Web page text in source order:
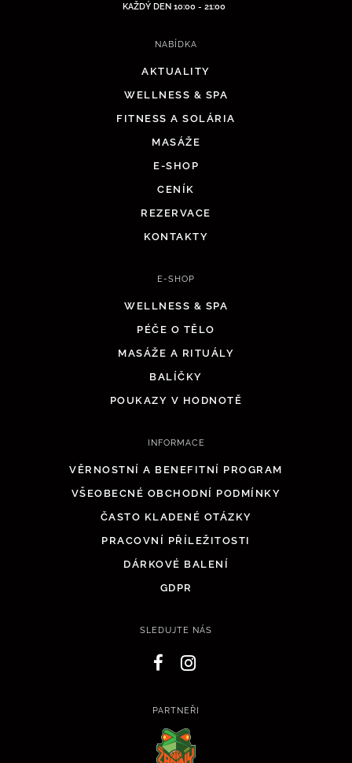
KAŽDÝ DEN 10:00 - 21:00
NABÍDKA
AKTUALITY
WELLNESS & SPA
FITNESS A SOLÁRIA
MASÁŽE
E-SHOP
CENÍK
REZERVACE
KONTAKTY
E-SHOP
WELLNESS & SPA
PÉČE O TĚLO
MASÁŽE A RITUÁLY
BALÍČKY
POUKAZY V HODNOTĚ
INFORMACE
VĚRNOSTNÍ A BENEFITNÍ PROGRAM
VŠEOBECNÉ OBCHODNÍ PODMÍNKY
ČASTO KLADENÉ OTÁZKY
PRACOVNÍ PŘÍLEŽITOSTI
DÁRKOVÉ BALENÍ
GDPR
SLEDUJTE NÁS
PARTNEŘI